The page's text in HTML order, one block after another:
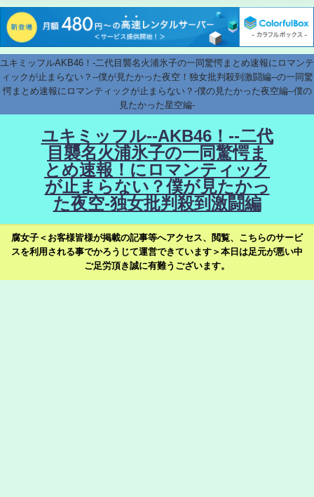
ユキミッフルAKB46！-二代目襲名火浦氷子の一同驚愕まとめ速報にロマンテ
ィックが止まらない？--僕が見たかった夜空！独女批判殺到激闘編--の一同驚
愕まとめ速報にロマンティックが止まらない？-僕の見たかった夜空編--僕の
見たかった星空編-
ユキミッフル--AKB46！--二代
目襲名火浦氷子の一同驚愕ま
とめ速報！にロマンティック
が止まらない？僕が見たかっ
た夜空-独女批判殺到激闘編
腐女子＜お客様皆様が掲載の記事等へアクセス、閲覧、こちらのサービ
スを利用される事でかろうじて運営できています＞本日は足元が悪い中
ご足労頂き誠に有難うございます。